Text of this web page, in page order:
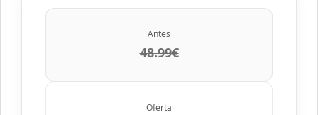
Antes
48.99€
Oferta